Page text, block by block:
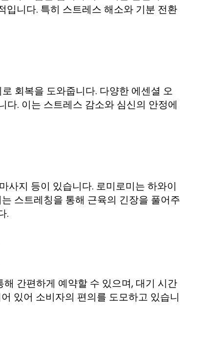
입니다. 특히 스트레스 해소와 기분 전환
회복을 도와줍니다. 다양한 에센셜 오
다. 이는 스트레스 감소와 심신의 안정에
사지 등이 있습니다. 로미로미는 하와이
스트레칭을 통해 근육의 긴장을 풀어주
.
간편하게 예약할 수 있으며, 대기 시간
있어 소비자의 편의를 도모하고 있습니